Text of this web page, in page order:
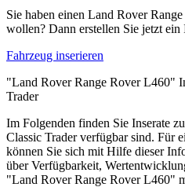
Sie haben einen Land Rover
wollen? Dann erstellen Sie jetzt ein
Fahrzeug inserieren
"Land Rover Range Rover L460"
Trader
Im Folgenden finden Sie Inserate
Classic Trader verfügbar sind. Für
können Sie sich mit Hilfe dieser
über Verfügbarkeit,
"Land Rover Range Rover L460"